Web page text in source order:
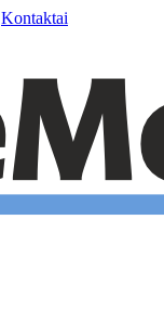
Kontaktai